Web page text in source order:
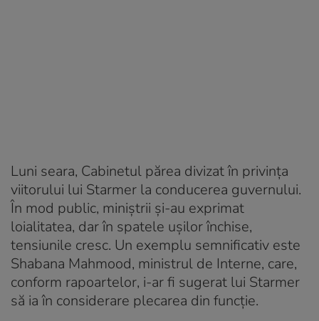
Luni seara, Cabinetul părea divizat în privința
viitorului lui Starmer la conducerea guvernului.
În mod public, miniștrii și-au exprimat
loialitatea, dar în spatele ușilor închise,
tensiunile cresc. Un exemplu semnificativ este
Shabana Mahmood, ministrul de Interne, care,
conform rapoartelor, i-ar fi sugerat lui Starmer
să ia în considerare plecarea din funcție.